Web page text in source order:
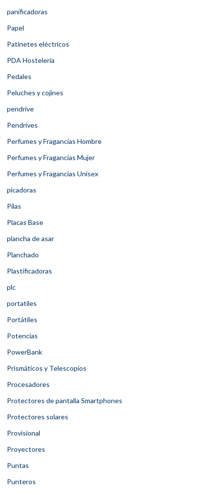
panificadoras
Papel
Patinetes eléctricos
PDA Hostelería
Pedales
Peluches y cojines
pendrive
Pendrives
Perfumes y Fragancias Hombre
Perfumes y Fragancias Mujer
Perfumes y Fragancias Unisex
picadoras
Pilas
Placas Base
plancha de asar
Planchado
Plastificadoras
plc
portatiles
Portátiles
Potencias
PowerBank
Prismáticos y Telescopios
Procesadores
Protectores de pantalla Smartphones
Protectores solares
Provisional
Proyectores
Puntas
Punteros